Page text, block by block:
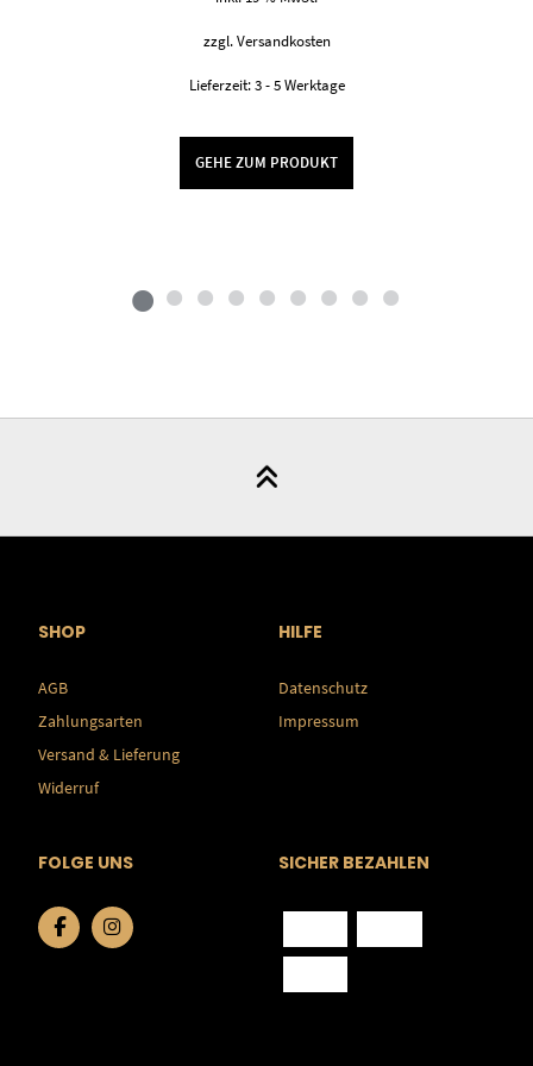
zzgl. Versandkosten
Lieferzeit: 3 - 5 Werktage
GEHE ZUM PRODUKT
SHOP
AGB
Zahlungsarten
Versand & Lieferung
Widerruf
HILFE
Datenschutz
Impressum
FOLGE UNS SICHER BEZAHLEN